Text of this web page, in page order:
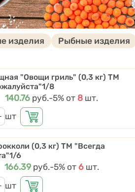
изделия
Рыбные изделия
"Овощи гриль" (0,3 кг) ТМ
8
Цена
140.76 руб.Скидки от количества
-5% от 8 шт.
шт
(0,3 кг) ТМ "Всегда
6
Цена
166.39 руб.Скидки от количества
-5%от 6 шт.
шт